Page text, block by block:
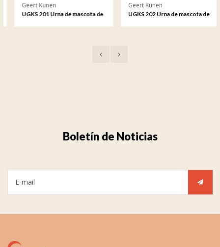
Geert Kunen
UGKS 201 Urna de mascota de
Geert Kunen
UGKS 202 Urna de mascota de
Boletín de Noticias